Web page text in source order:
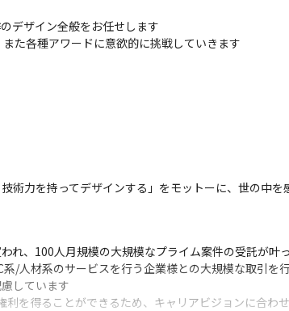
デザイン全般をお任せします
た各種アワードに意欲的に挑戦していきます
術力を持ってデザインする」をモットーに、世の中
れ、100人月規模の大規模なプライム案件の受託が叶
/人材系のサービスを行う企業様との大規模な取引を
しています
を得ることができるため、キャリアビジョンに合わ